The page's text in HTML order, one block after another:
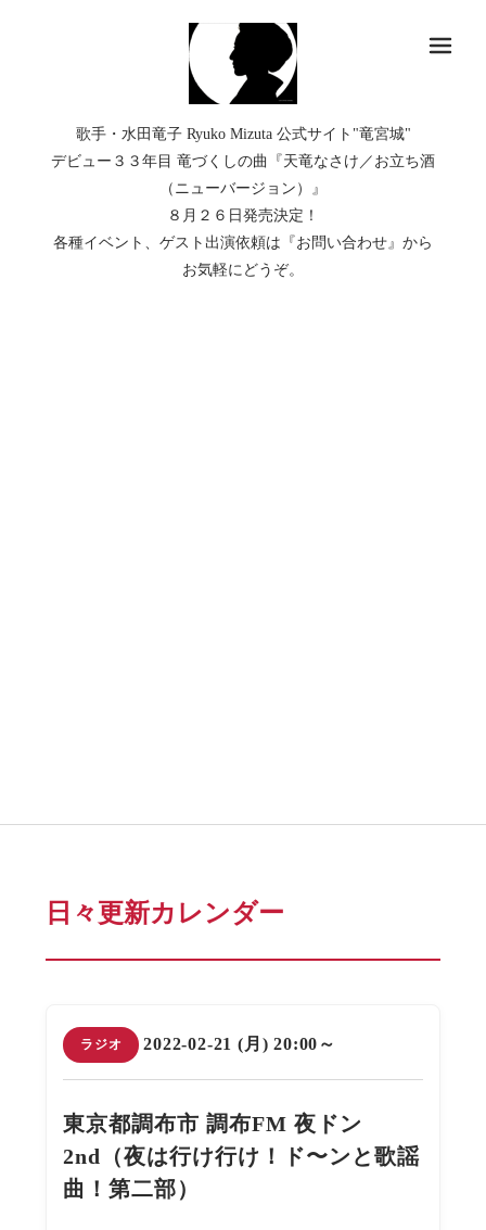
歌手・水田竜子 Ryuko Mizuta 公式サイト"竜宮城"
デビュー３３年目 竜づくしの曲『天竜なさけ／お立ち酒
（ニューバージョン）』
８月２６日発売決定！
各種イベント、ゲスト出演依頼は『お問い合わせ』から
お気軽にどうぞ。
日々更新カレンダー
ラジオ 2022-02-21 (月) 20:00～
東京都調布市 調布FM 夜ドン
2nd（夜は行け行け！ド〜ンと歌謡
曲！第二部）